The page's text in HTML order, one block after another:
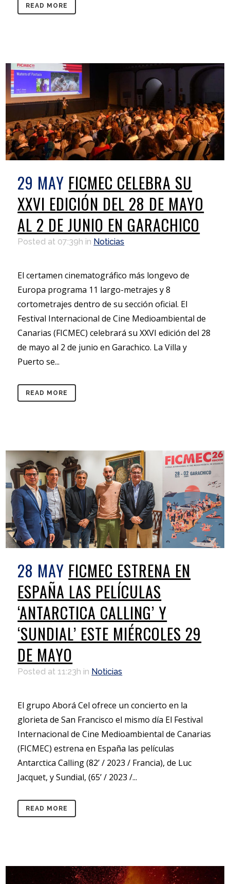
READ MORE
29 MAY FICMEC CELEBRA SU
XXVI EDICIÓN DEL 28 DE MAYO
AL 2 DE JUNIO EN GARACHICO
Posted at 07:39h in Noticias
El certamen cinematográfico más longevo de
Europa programa 11 largo-metrajes y 8
cortometrajes dentro de su sección oficial. El
Festival Internacional de Cine Medioambiental de
Canarias (FICMEC) celebrará su XXVI edición del 28
de mayo al 2 de junio en Garachico. La Villa y
Puerto se...
READ MORE
28 MAY FICMEC ESTRENA EN
ESPAÑA LAS PELÍCULAS
‘ANTARCTICA CALLING’ Y
‘SUNDIAL’ ESTE MIÉRCOLES 29
DE MAYO
Posted at 11:23h in Noticias
El grupo Aborá Cel ofrece un concierto en la
glorieta de San Francisco el mismo día El Festival
Internacional de Cine Medioambiental de Canarias
(FICMEC) estrena en España las películas
Antarctica Calling (82’ / 2023 / Francia), de Luc
Jacquet, y Sundial, (65’ / 2023 /...
READ MORE